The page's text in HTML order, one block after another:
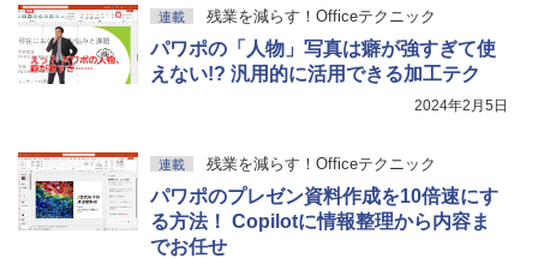
連載 残業を減らす！Officeテクニック
パワポの「人物」写真は癖が強すぎて使
えない!? 汎用的に活用できる加工テク
2024年2月5日
連載 残業を減らす！Officeテクニック
パワポのプレゼン資料作成を10倍速にす
る方法！ Copilotに情報整理から内容ま
でお任せ